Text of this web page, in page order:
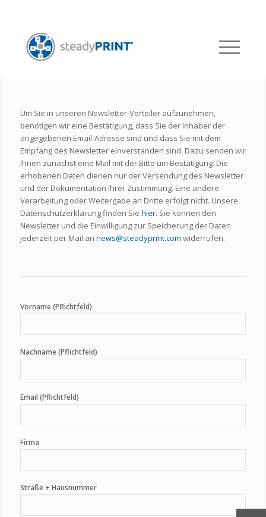
Bleiben Sie informiert.
Um Sie in unseren Newsletter-Verteiler aufzunehmen,
benötigen wir eine Bestätigung, dass Sie der Inhaber der
angegebenen Email-Adresse sind und dass Sie mit dem
Empfang des Newsletter einverstanden sind. Dazu senden wir
Ihnen zunächst eine Mail mit der Bitte um Bestätigung. Die
erhobenen Daten dienen nur der Versendung des Newsletter
und der Dokumentation Ihrer Zustimmung. Eine andere
Verarbeitung oder Weitergabe an Dritte erfolgt nicht. Unsere
Datenschutzerklärung finden Sie hier. Sie können den
Newsletter und die Einwilligung zur Speicherung der Daten
jederzeit per Mail an news@steadyprint.com widerrufen.
Vorname (Pflichtfeld)
Nachname (Pflichtfeld)
Email (Pflichtfeld)
Firma
Straße + Hausnummer